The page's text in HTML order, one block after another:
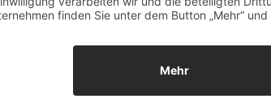
Waldorfpädagogik Hamburg